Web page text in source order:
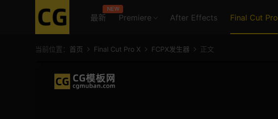
最新
NEW
Premiere After Effects Final Cut Pro
当前位置： 首页 Final Cut Pro X FCPX发生器 正文